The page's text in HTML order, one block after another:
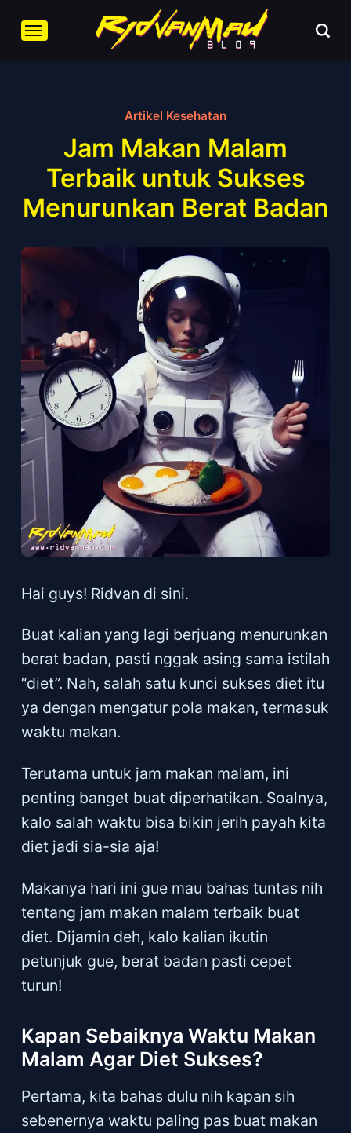
Artikel Kesehatan
Jam Makan Malam
Terbaik untuk Sukses
Menurunkan Berat Badan
Hai guys! Ridvan di sini.
Buat kalian yang lagi berjuang menurunkan
berat badan, pasti nggak asing sama istilah
“diet”. Nah, salah satu kunci sukses diet itu
ya dengan mengatur pola makan, termasuk
waktu makan.
Terutama untuk jam makan malam, ini
penting banget buat diperhatikan. Soalnya,
kalo salah waktu bisa bikin jerih payah kita
diet jadi sia-sia aja!
Makanya hari ini gue mau bahas tuntas nih
tentang jam makan malam terbaik buat
diet. Dijamin deh, kalo kalian ikutin
petunjuk gue, berat badan pasti cepet
turun!
Kapan Sebaiknya Waktu Makan
Malam Agar Diet Sukses?
Pertama, kita bahas dulu nih kapan sih
sebenernya waktu paling pas buat makan